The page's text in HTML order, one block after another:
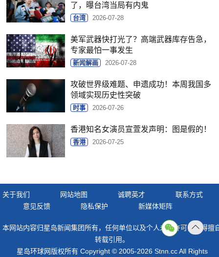
了，曝台湾当局有内鬼
台湾 2026-07-28
美军武器快打光了？高端武器库存告急，
专家最怕一事发生
新闻解画 2026-07-28
攻破世界级难题、申遗成功！本周我国多
领域实现历史性突破
时事 2026-07-26
香港知名女演员宣萱发声明：图是假的！
香港 2026-07-25
关于我们 网站地图 诚聘英才
联系方式
意见反馈
隐私保护 新媒体矩阵
本网站内容归星岛新闻集团所有，任何单位以及个人未经许可，不得擅
转载引用。
星岛环球网版权所有 Copyright © 2005-2026 Stnn.cc All Rights
顶部